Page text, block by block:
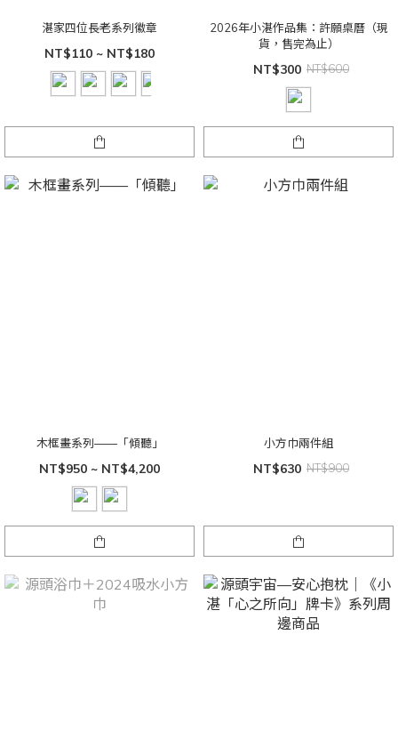
湛家四位長老系列徽章
NT$110 ~ NT$180
2026年小湛作品集：許願桌曆（現
貨，售完為止）
NT$300 NT$600
木框畫系列——「傾聽」
NT$950 ~ NT$4,200
小方巾兩件組
NT$630 NT$900